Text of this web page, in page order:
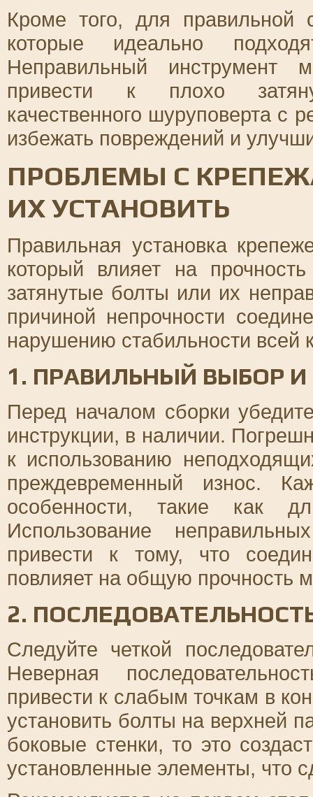
Кроме того, для правильной
которые идеально
Неправильный инструмент
привести к плохо
качественного шуруповерта с
избежать повреждений и
ПРОБЛЕМЫ С
ИХ УСТАНОВИТЬ
Правильная установка
который влияет на
затянутые болты или их
причиной непрочности
нарушению стабильности всей
1. ПРАВИЛЬНЫЙ ВЫБОР
Перед началом сборки
инструкции, в наличии.
к использованию
преждевременный износ.
особенности, такие как
Использование
привести к тому, что
повлияет на общую прочность
2.
Следуйте четкой
Неверная
привести к слабым точкам в
установить болты на верхней
боковые стенки, то это
установленные элементы, что